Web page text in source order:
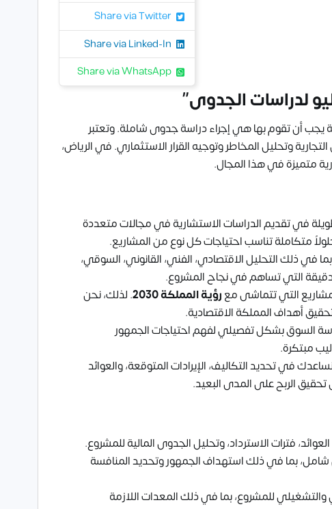
Share via Twitter
Share via Linked-In
Share via WhatsApp
لدراسات الجدوى”
أن تقوم بها هي إجراء دراسة جدوى شاملة. وتعتبر
وتحليل المخاطر وتوجيه القرار الاستثماري. في الرياض،
متميزة في هذا المجال.
في تقديم الدراسات الاستشارية في مجالات متعددة
حلولاً متكاملة تناسب احتياجات كل نوع من المشاريع.
في ذلك التحليل الاقتصادي، الفني، القانوني، السوقي،
التي تساهم في نجاح المشروع.
التي تتماشى معرؤية المملكة 2030
. لذلك، نحن
أهداف المملكة الاقتصادية.
السوق بشكل تفصيلي لفهم احتياجات الجمهور
مبتكرة.
في تحديد التكاليف، الإيرادات المتوقعة، والعوائد
الربح على المدى البعيد.
فترات الاسترداد، وتحليل الجدوى المالية للمشروع.
بما في ذلك استهداف الجمهور وتحديد المنافسة
للمشروع، بما في ذلك المعدات اللازمة